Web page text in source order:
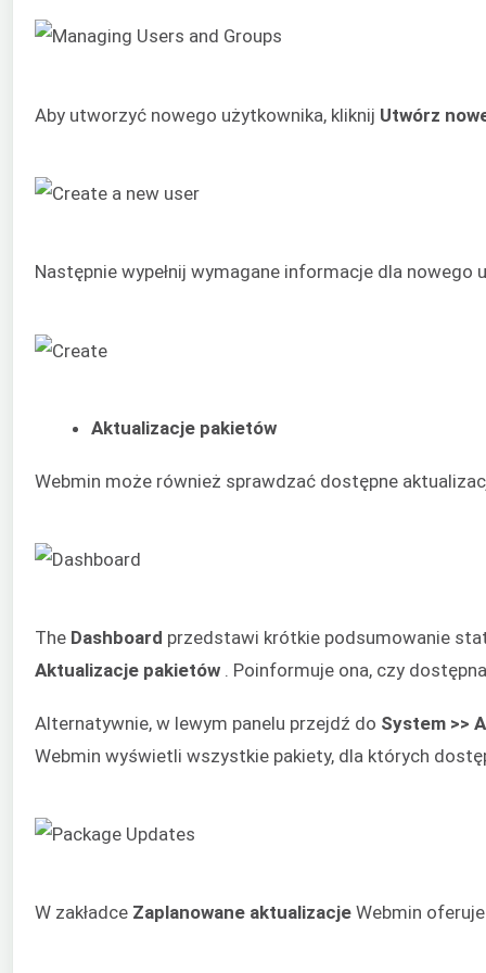
Aby utworzyć nowego użytkownika, kliknij Utwórz
Następnie wypełnij wymagane informacje dla nowego
Aktualizacje pakietów
Webmin może również sprawdzać dostępne
The Dashboard przedstawi krótkie podsumowanie
Aktualizacje pakietów . Poinformuje ona, czy
Alternatywnie, w lewym panelu przejdź do System >>
Webmin wyświetli wszystkie pakiety, dla których
W zakładce Zaplanowane aktualizacje Webmin